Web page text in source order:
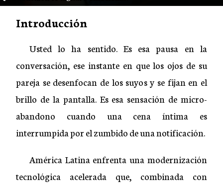
Introducción
Usted lo ha sentido. Es esa pausa en la
conversación, ese instante en que los ojos de su
pareja se desenfocan de los suyos y se fijan en el
brillo de la pantalla. Es esa sensación de micro-
abandono cuando una cena íntima es
interrumpida por el zumbido de una notificación.
América Latina enfrenta una modernización
tecnológica acelerada que, combinada con